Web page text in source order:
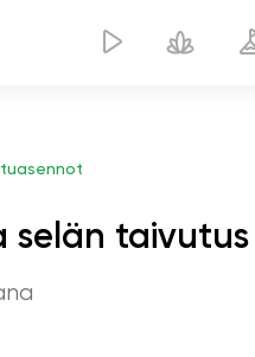
selän taivutus